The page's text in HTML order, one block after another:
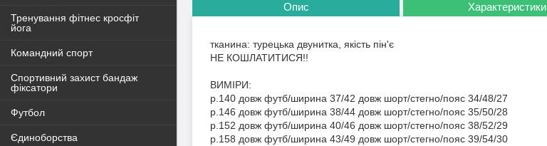
Опис Характеристики
тканина: турецька двунитка, якість пін'є
НЕ КОШЛАТИТИСЯ!!
ВИМІРИ:
р.140 довж футб/ширина 37/42 довж шорт/стегно/пояс 34/48/27
р.146 довж футб/ширина 38/44 довж шорт/стегно/пояс 35/50/28
р.152 довж футб/ширина 40/46 довж шорт/стегно/пояс 38/52/29
р.158 довж футб/ширина 43/49 довж шорт/стегно/пояс 39/54/30
Тренування фітнес кросфіт
йога
Командний спорт
Спортивний захист бандаж
фіксатори
Футбол
Єдиноборства